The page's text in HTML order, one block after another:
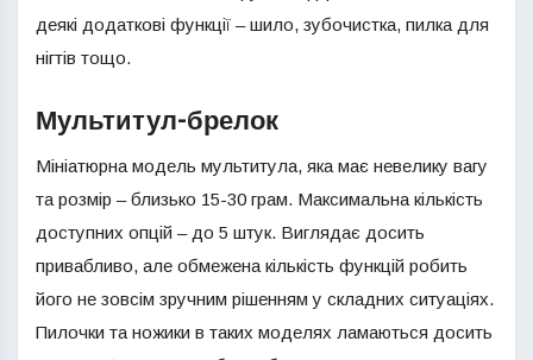
деякі додаткові функції – шило, зубочистка, пилка для
нігтів тощо.
Мультитул-брелок
Мініатюрна модель мультитула, яка має невелику вагу
та розмір – близько 15-30 грам. Максимальна кількість
доступних опцій – до 5 штук. Виглядає досить
привабливо, але обмежена кількість функцій робить
його не зовсім зручним рішенням у складних ситуаціях.
Пилочки та ножики в таких моделях ламаються досить